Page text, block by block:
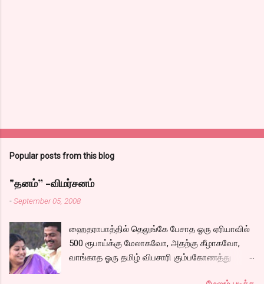
Popular posts from this blog
"தனம்” -விமர்சனம்
-September 05, 2008
ஹைதராபாத்தில் தெலுங்கே பேசாத ஓரு ஏரியாவில்
500 ரூபாய்க்கு மேலாகவோ, அதற்கு கீழாகவோ,
வாங்காத ஓரு தமிழ் விபசாரி கும்பகோணத்து